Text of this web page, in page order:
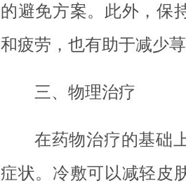
的避免方案。此外，保
和疲劳，也有助于减少荨
三、物理治疗
在药物治疗的基础
症状。冷敷可以减轻皮